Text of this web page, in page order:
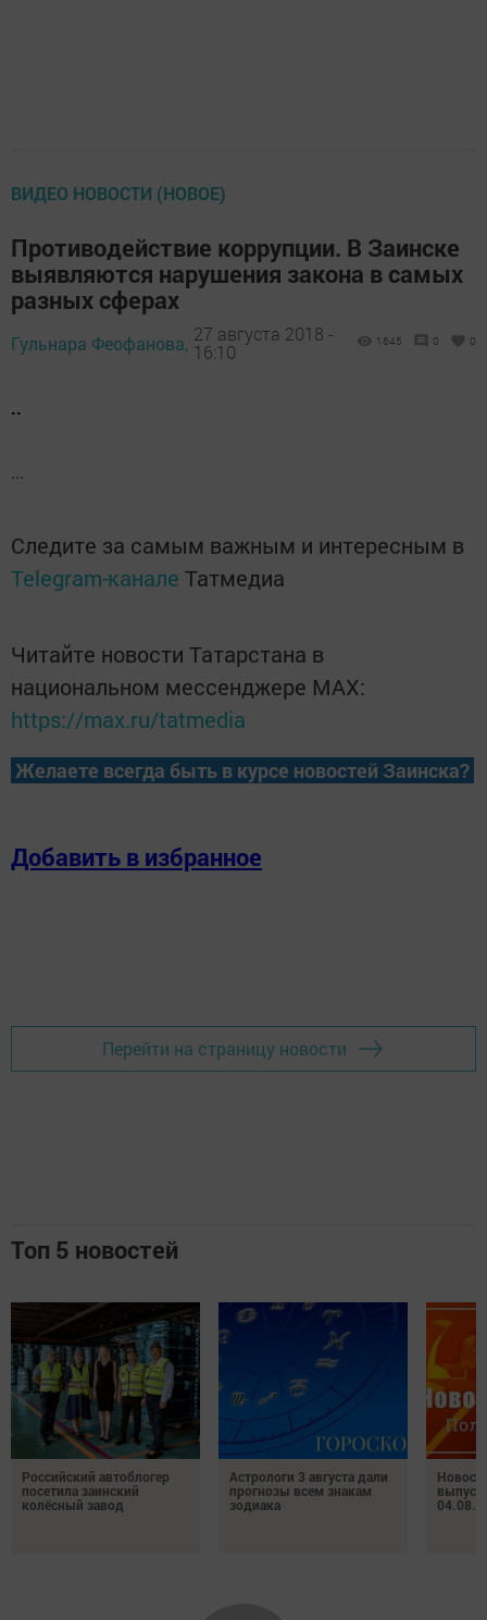
ВИДЕО НОВОСТИ (НОВОЕ)
Противодействие коррупции. В Заинске
выявляются нарушения закона в самых
разных сферах
Гульнара Феофанова, 27 августа 2018 -
16:10
1645 0 0
..
...
Следите за самым важным и интересным в
Telegram-канале Татмедиа
Читайте новости Татарстана в
национальном мессенджере MАХ:
https://max.ru/tatmedia
Желаете всегда быть в курсе новостей Заинска?
Добавить в избранное
Перейти на страницу новости
Топ 5 новостей
Российский автоблогер
посетила заинский
колёсный завод
Астрологи 3 августа дали
прогнозы всем знакам
зодиака